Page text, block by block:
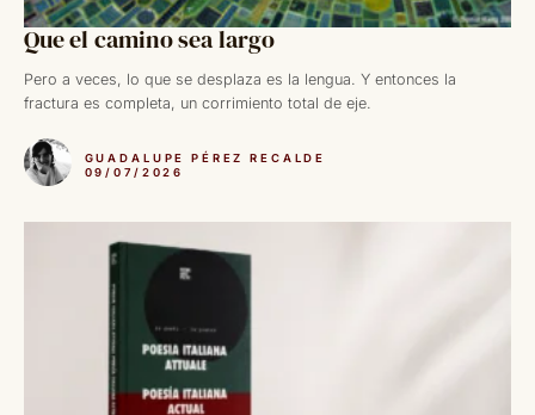
Que el camino sea largo
Pero a veces, lo que se desplaza es la lengua. Y entonces la
fractura es completa, un corrimiento total de eje.
GUADALUPE PÉREZ RECALDE
09/07/2026